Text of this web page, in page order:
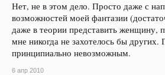
Нет, не в этом дело. Просто даже с
возможностей моей фантазии
даже в теории представить женщину,
мне никогда не захотелось бы других.
принципиально невозможным.
6 апр 2010